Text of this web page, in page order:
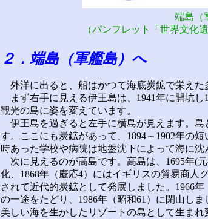
端島（
（パンフレット「世界文化
２．端島（軍艦島）へ
外洋に出ると、船はかつて海底炭鉱で栄えた
まず右手に見える伊王島は、1941年に開坑し
観光の島に姿を変えています。
伊王島を過ぎると左手に横島が見えます。
す。ここにも炭鉱があって、1894～1902年の
時あった学校や病院は地盤沈下によって海に沈
次に見えるのが高島です。高島は、1695年(
化、1868年（慶応4）にはイギリスの貿易商人
されて近代的炭鉱として発展しました。1966
の一途をたどり、1986年（昭和61）に閉山し
美しい海を生かしたリゾートの島として生まれ